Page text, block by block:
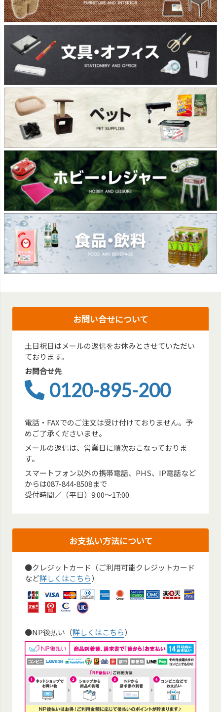
お問い合せについて
土日祝日はメールの返信をお休みとさせていただい
ております。
お問合せ先
0120-895-200
電話・FAXでのご注文は受け付けておりません。予
めご了承くださいませ。
メールの返信は、営業日に順次おこなっておりま
す。
スマートフォン以外の携帯電話、PHS、IP電話など
からは087-844-8508まで
受付時間／（平日）9:00～17:00
お支払い方法について
●クレジットカード（ご利用可能クレジットカード
など詳しくはこちら）
●NP後払い（詳しくはこちら）